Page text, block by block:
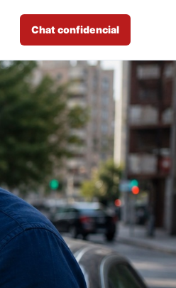
Chat confidencial